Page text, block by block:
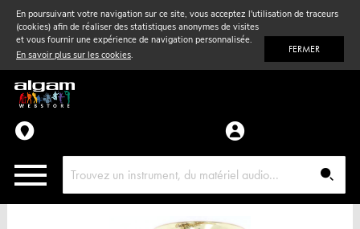
En poursuivant votre navigation sur ce site, vous acceptez l'utilisation de traceurs
(cookies) afin de réaliser des statistiques anonymes de visites
et vous fournir une expérience de navigation personnalisée.
En savoir plus sur les cookies. FERMER
Vent& Violon
Accessoires
Pièces détachées